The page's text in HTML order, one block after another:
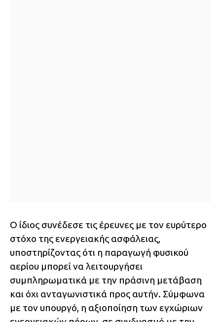
Ο ίδιος συνέδεσε τις έρευνες με τον ευρύτερο
στόχο της ενεργειακής ασφάλειας,
υποστηρίζοντας ότι η παραγωγή φυσικού
αερίου μπορεί να λειτουργήσει
συμπληρωματικά με την πράσινη μετάβαση
και όχι ανταγωνιστικά προς αυτήν. Σύμφωνα
με τον υπουργό, η αξιοποίηση των εγχώριων